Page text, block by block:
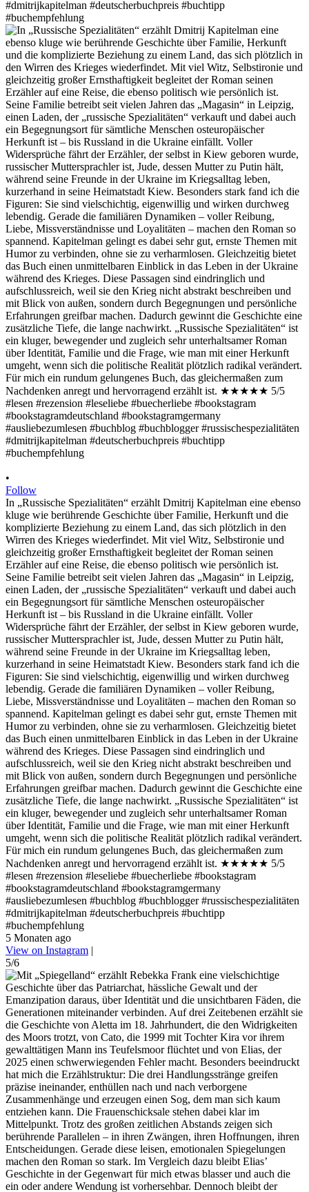
•
Follow
In „Russische Spezialitäten“ erzählt Dmitrij Kapitelman eine ebenso
kluge wie berührende Geschichte über Familie, Herkunft und die
komplizierte Beziehung zu einem Land, das sich plötzlich in den
Wirren des Krieges wiederfindet. Mit viel Witz, Selbstironie und
gleichzeitig großer Ernsthaftigkeit begleitet der Roman seinen
Erzähler auf eine Reise, die ebenso politisch wie persönlich ist.
Seine Familie betreibt seit vielen Jahren das „Magasin“ in Leipzig,
einen Laden, der „russische Spezialitäten“ verkauft und dabei auch
ein Begegnungsort für sämtliche Menschen osteuropäischer
Herkunft ist – bis Russland in die Ukraine einfällt. Voller
Widersprüche fährt der Erzähler, der selbst in Kiew geboren wurde,
russischer Muttersprachler ist, Jude, dessen Mutter zu Putin hält,
während seine Freunde in der Ukraine im Kriegsalltag leben,
kurzerhand in seine Heimatstadt Kiew. Besonders stark fand ich die
Figuren: Sie sind vielschichtig, eigenwillig und wirken durchweg
lebendig. Gerade die familiären Dynamiken – voller Reibung,
Liebe, Missverständnisse und Loyalitäten – machen den Roman so
spannend. Kapitelman gelingt es dabei sehr gut, ernste Themen mit
Humor zu verbinden, ohne sie zu verharmlosen. Gleichzeitig bietet
das Buch einen unmittelbaren Einblick in das Leben in der Ukraine
während des Krieges. Diese Passagen sind eindringlich und
aufschlussreich, weil sie den Krieg nicht abstrakt beschreiben und
mit Blick von außen, sondern durch Begegnungen und persönliche
Erfahrungen greifbar machen. Dadurch gewinnt die Geschichte eine
zusätzliche Tiefe, die lange nachwirkt. „Russische Spezialitäten“ ist
ein kluger, bewegender und zugleich sehr unterhaltsamer Roman
über Identität, Familie und die Frage, wie man mit einer Herkunft
umgeht, wenn sich die politische Realität plötzlich radikal verändert.
Für mich ein rundum gelungenes Buch, das gleichermaßen zum
Nachdenken anregt und hervorragend erzählt ist. ★★★★★ 5/5
#lesen #rezension #leseliebe #buecherliebe #bookstagram
#bookstagramdeutschland #bookstagramgermany
#ausliebezumlesen #buchblog #buchblogger #russischespezialitäten
#dmitrijkapitelman #deutscherbuchpreis #buchtipp
#buchempfehlung
5 Monaten ago
View on Instagram |
5/6